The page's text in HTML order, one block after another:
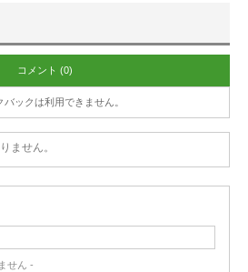
コメント (0)
バックは利用できません。
ません。
せん -